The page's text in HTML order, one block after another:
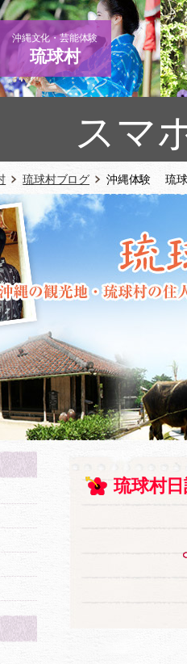
沖縄文化・芸能体験
琉球村
スマ
琉球村ブログ 沖縄体験 琉
琉球村